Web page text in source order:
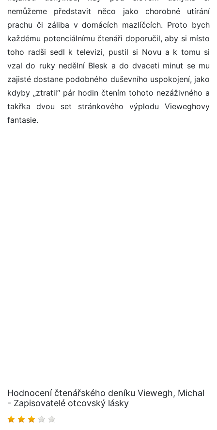
nemůžeme představit něco jako chorobné utírání
prachu či záliba v domácích mazlíčcích. Proto bych
každému potenciálnímu čtenáři doporučil, aby si místo
toho radši sedl k televizi, pustil si Novu a k tomu si
vzal do ruky nedělní Blesk a do dvaceti minut se mu
zajisté dostane podobného duševního uspokojení, jako
kdyby „ztratil“ pár hodin čtením tohoto nezáživného a
takřka dvou set stránkového výplodu Vieweghovy
fantasie.
Hodnocení čtenářského deníku Viewegh, Michal
- Zapisovatelé otcovský lásky